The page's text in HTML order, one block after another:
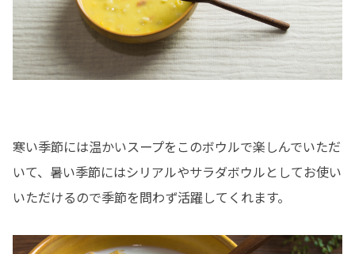
寒い季節には温かいスープをこのボウルで楽しんでいただ
いて、暑い季節にはシリアルやサラダボウルとしてお使い
いただけるので季節を問わず活躍してくれます。